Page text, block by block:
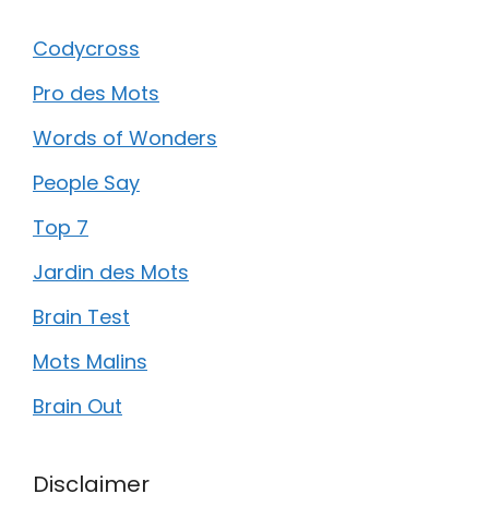
Codycross
Pro des Mots
Words of Wonders
People Say
Top 7
Jardin des Mots
Brain Test
Mots Malins
Brain Out
Disclaimer